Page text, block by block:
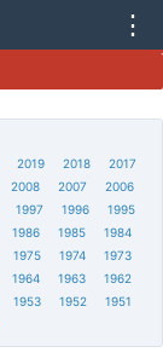
⋮
2019 2018
2017
2008 2007
2006
1997 1996
1995
1986 1985
1984
1975 1974
1973
1964 1963
1962
1953 1952
1951